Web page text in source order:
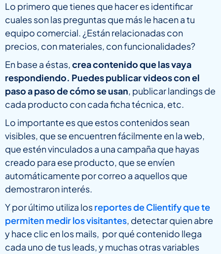
Lo primero que tienes que hacer es identificar
cuales son las preguntas que más le hacen a tu
equipo comercial. ¿Están relacionadas con
precios, con materiales, con funcionalidades?
En base a éstas,crea contenido que las vaya
respondiendo. Puedes publicar videos con el
paso a paso de cómo se usan, publicar landings de
cada producto con cada ficha técnica, etc.
Lo importante es que estos contenidos sean
visibles, que se encuentren fácilmente en la web,
que estén vinculados a una campaña que hayas
creado para ese producto, que se envíen
automáticamente por correo a aquellos que
demostraron interés.
Y por último utiliza losreportes de Clientify que te
permiten medir los visitantes, detectar quien abre
y hace clic en los mails, por qué contenido llega
cada uno de tus leads, y muchas otras variables